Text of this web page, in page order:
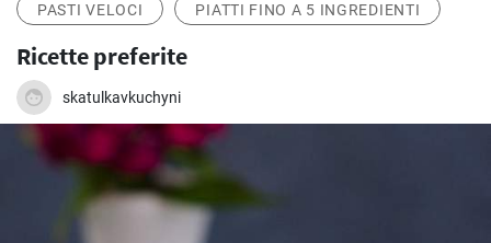
PASTI VELOCI PIATTI FINO A 5 INGREDIENTI
Ricette preferite
skatulkavkuchyni